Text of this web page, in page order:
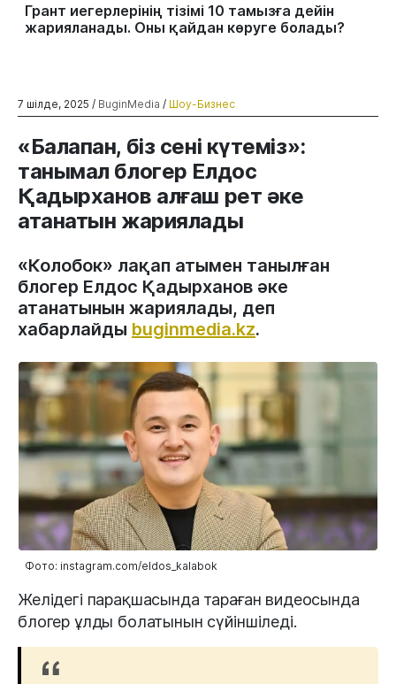
Грант иегерлерінің тізімі 10 тамызға дейін
жарияланады. Оны қайдан көруге болады?
7 шілде, 2025 / BuginMedia / Шоу-Бизнес
«Балапан, біз сені күтеміз»:
танымал блогер Елдос
Қадырханов алғаш рет әке
атанатын жариялады
«Колобок» лақап атымен танылған
блогер Елдос Қадырханов әке
атанатынын жариялады, деп
хабарлайды buginmedia.kz.
Фото: instagram.com/eldos_kalabok
Желідегі парақшасында тараған видеосында
блогер ұлды болатынын сүйіншіледі.